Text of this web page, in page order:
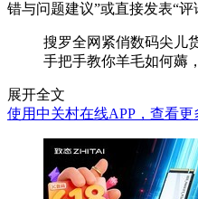
错与问题建议”或直接发表“评
搜罗全网紧俏数码尖儿
手把手教你羊毛如何薅
展开全文
使用中关村在线APP，查看更